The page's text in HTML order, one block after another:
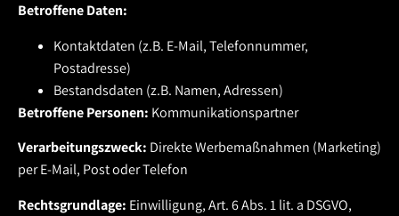
Betroffene Daten:
Kontaktdaten (z.B. E-Mail, Telefonnummer,
Postadresse)
Bestandsdaten (z.B. Namen, Adressen)
Betroffene Personen: Kommunikationspartner
Verarbeitungszweck: Direkte Werbemaßnahmen (Marketing)
per E-Mail, Post oder Telefon
Rechtsgrundlage: Einwilligung, Art. 6 Abs. 1 lit. a DSGVO,